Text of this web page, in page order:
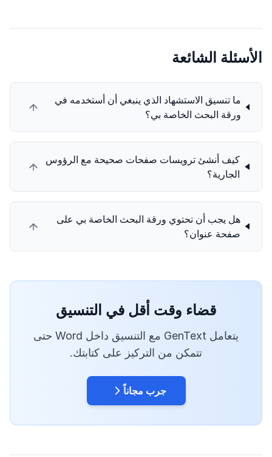
الأسئلة الشائعة
ما تنسيق الاستشهاد الذي ينبغي أن أستخدمه في
ورقة البحث الخاصة بي؟
كيف أنشئ ترويسات صفحات صحيحة مع الرؤوس
الجارية؟
هل يجب أن تحتوي ورقة البحث الخاصة بي على
صفحة عنوان؟
قضاء وقت أقل في التنسيق
يتعامل GenText مع التنسيق داخل Word حتى
تتمكن من التركيز على كتابتك.
جرب مجاناً